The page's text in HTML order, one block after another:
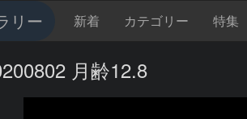
リー 新着 カテゴリー 特集
月齢12.8